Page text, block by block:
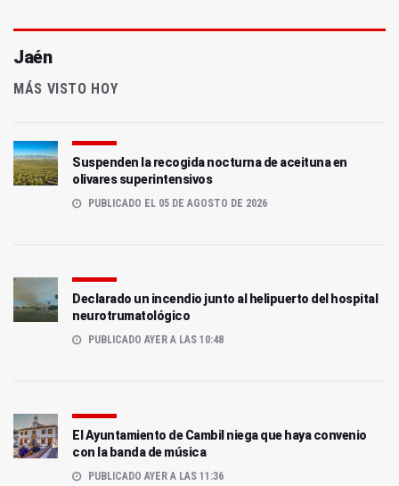
Jaén
MÁS VISTO HOY
Suspenden la recogida nocturna de aceituna en
olivares superintensivos
PUBLICADO EL 05 DE AGOSTO DE 2026
Declarado un incendio junto al helipuerto del hospital
neurotrumatológico
PUBLICADO AYER A LAS 10:48
El Ayuntamiento de Cambil niega que haya convenio
con la banda de música
PUBLICADO AYER A LAS 11:36